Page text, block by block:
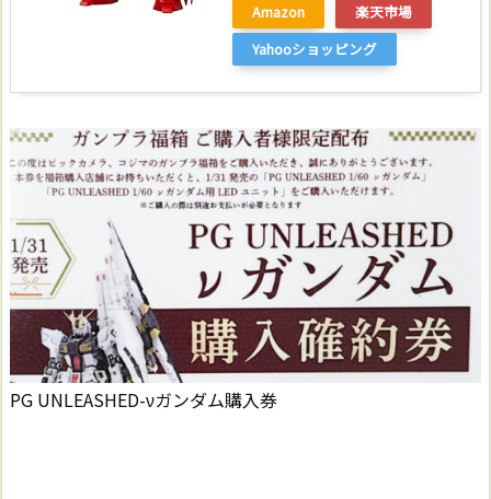
Amazon
楽天市場
Yahooショッピング
PG UNLEASHED-νガンダム購入券